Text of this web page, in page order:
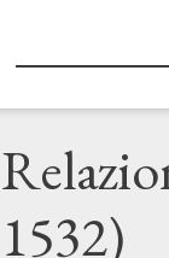
1532)